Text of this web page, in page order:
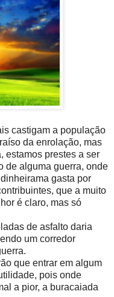
castigam a população
da enrolação, mas
estamos prestes a ser
de alguma guerra, onde
gasta por
que a muito
é claro, mas só
de asfalto daria
um corredor
que entrar em algum
pois onde
a pior, a buracaiada